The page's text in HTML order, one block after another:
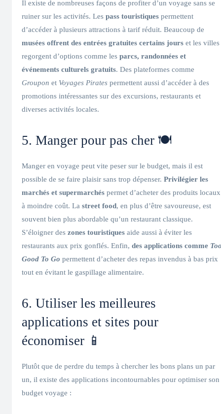
Il existe de nombreuses façons de profiter d’un voyage sans se
ruiner sur les activités. Les pass touristiques permettent
d’accéder à plusieurs attractions à tarif réduit. Beaucoup de
musées offrent des entrées gratuites certains jours et les villes
regorgent d’options comme les parcs, randonnées et
événements culturels gratuits. Des plateformes comme
Groupon et Voyages Pirates permettent aussi d’accéder à des
promotions intéressantes sur des excursions, restaurants et
diverses activités locales.
5. Manger pour pas cher 🍽️
Manger en voyage peut vite peser sur le budget, mais il est
possible de se faire plaisir sans trop dépenser. Privilégier les
marchés et supermarchés permet d’acheter des produits locaux
à moindre coût. La street food, en plus d’être savoureuse, est
souvent bien plus abordable qu’un restaurant classique.
S’éloigner des zones touristiques aide aussi à éviter les
restaurants aux prix gonflés. Enfin, des applications comme
Good To Go permettent d’acheter des repas invendus à bas prix
tout en évitant le gaspillage alimentaire.
6. Utiliser les meilleures
applications et sites pour
économiser 📱
Plutôt que de perdre du temps à chercher les bons plans un par
un, il existe des applications incontournables pour optimiser son
budget voyage :